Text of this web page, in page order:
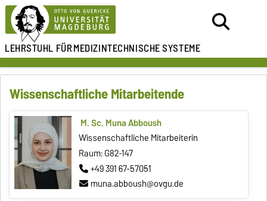
LEHRSTUHL FÜRMEDIZINTECHNISCHE SYSTEME
Wissenschaftliche Mitarbeitende
M. Sc. Muna Abboush
Wissenschaftliche Mitarbeiterin
Raum: G82-147
+49 391 67-57051
muna.abboush@ovgu.de